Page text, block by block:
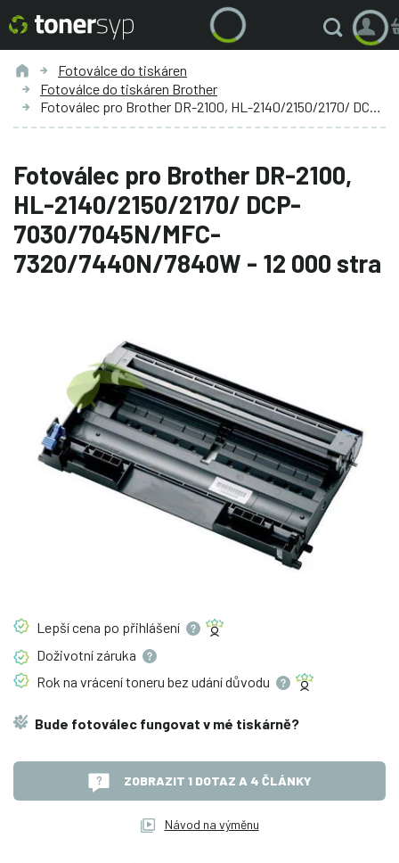
Fotoválce do tiskáren
Fotoválce do tiskáren Brother
Fotoválec pro Brother DR-2100, HL-2140/2150/2170/ DCP-7030/7045N/MFC-7320/7440N/7840W - 12 000 stra
Fotoválec pro Brother DR-2100,
HL-2140/2150/2170/ DCP-
7030/7045N/MFC-
7320/7440N/7840W - 12 000 stra
Lepší cena po přihlášení
Doživotní záruka
Rok na vrácení toneru bez udánídůvodu
Bude fotoválec fungovat v mé tiskárně?
ZOBRAZIT 1 DOTAZ A 4 ČLÁNKY
Návod na výměnu